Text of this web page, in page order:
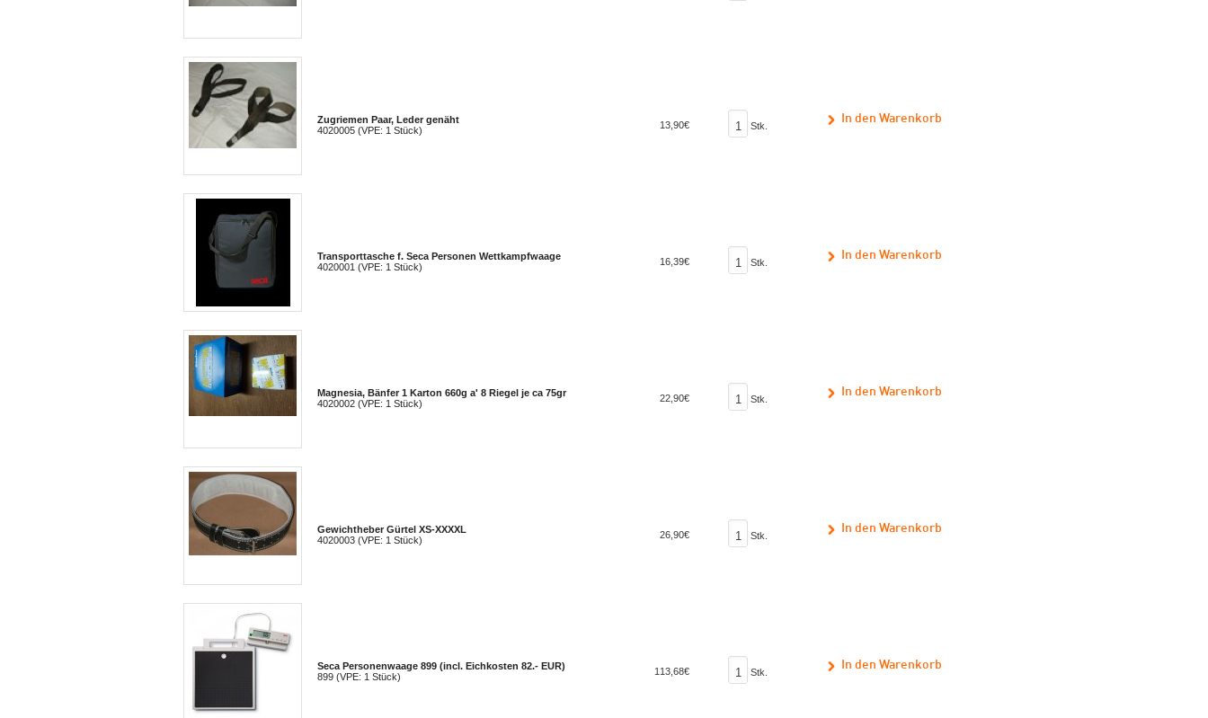
Zugriemen Paar, Leder genäht
4020005 (VPE: 1 Stück)
13,90€ Stk.
Transporttasche f. Seca Personen Wettkampfwaage
4020001 (VPE: 1 Stück)
16,39€ Stk.
Magnesia, Bänfer 1 Karton 660g a' 8 Riegel je ca 75gr
4020002 (VPE: 1 Stück)
22,90€ Stk.
Gewichtheber Gürtel XS-XXXXL
4020003 (VPE: 1 Stück)
26,90€ Stk.
Seca Personenwaage 899 (incl. Eichkosten 82.- EUR)
899 (VPE: 1 Stück)
113,68€ Stk.